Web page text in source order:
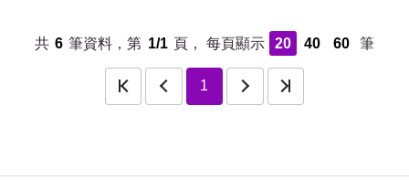
共 6 筆資料，第 1/1 頁，每頁顯示 20 40 60 筆
1
最後一頁